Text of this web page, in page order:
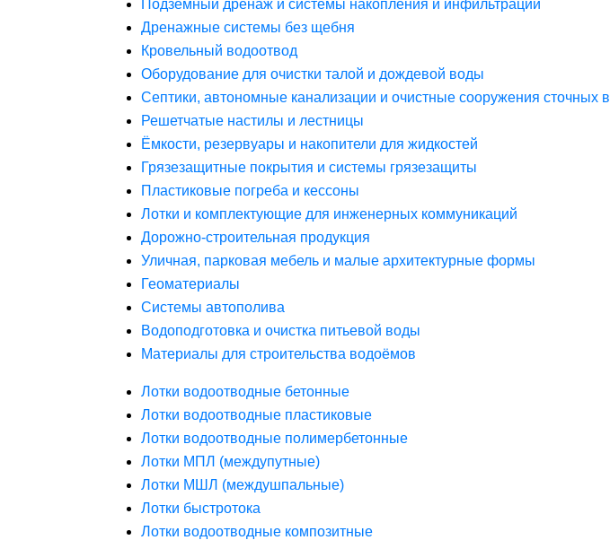
Подземный дренаж и системы накопления и инфильтрации
Дренажные системы без щебня
Кровельный водоотвод
Оборудование для очистки талой и дождевой воды
Септики, автономные канализации и очистные сооружения сточных в
Решетчатые настилы и лестницы
Ёмкости, резервуары и накопители для жидкостей
Грязезащитные покрытия и системы грязезащиты
Пластиковые погреба и кессоны
Лотки и комплектующие для инженерных коммуникаций
Дорожно-строительная продукция
Уличная, парковая мебель и малые архитектурные формы
Геоматериалы
Системы автополива
Водоподготовка и очистка питьевой воды
Материалы для строительства водоёмов
Лотки водоотводные бетонные
Лотки водоотводные пластиковые
Лотки водоотводные полимербетонные
Лотки МПЛ (междупутные)
Лотки МШЛ (междушпальные)
Лотки быстротока
Лотки водоотводные композитные